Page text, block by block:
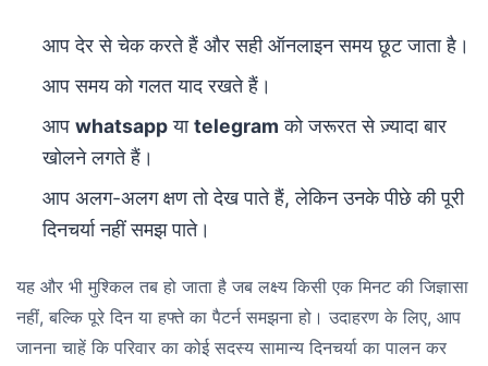
आप देर से चेक करते हैं और सही ऑनलाइन समय छूट जाता है।
आप समय को गलत याद रखते हैं।
आप whatsappयाtelegram को जरूरत से ज़्यादा बार
खोलने लगते हैं।
आप अलग-अलग क्षण तो देख पाते हैं, लेकिन उनके पीछे की पूरी
दिनचर्या नहीं समझ पाते।
यह और भी मुश्किल तब हो जाता है जब लक्ष्य किसी एक मिनट की जिज्ञासा
नहीं, बल्कि पूरे दिन या हफ्ते का पैटर्न समझना हो। उदाहरण के लिए, आप
जानना चाहें कि परिवार का कोई सदस्य सामान्य दिनचर्या का पालन कर